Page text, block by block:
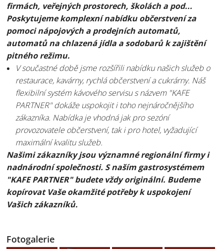
firmách, veřejných prostorech, školách a pod...
Poskytujeme komplexní nabídku občerstvení za
pomoci nápojových a prodejních automatů,
automatů na chlazená jídla a sodobarů k zajištění
pitného režimu.
V součastné době jsme rozšířili nabídku našich služeb o
restaurace, kavárny, rychlá občerstvení a cukrárny. Náš
flexibilní systém kávového servisu s názvem "KAFE
PARTNER" dokáže uspokojit i toho nejnáročnějšího
zákazníka. Nabídka je vhodná jak pro sezóní
provozovatele občerstvení, tak i pro hotel, vyžadující
maximální kvalitu služeb.
Našimi zákazníky jsou významné regionální firmy i
nadnárodní společnosti. S naším gastrosystémem
"KAFE PARTNER" budete vždy originální. Budeme
kopírovat Vaše okamžité potřeby k uspokojení
Vašich zákazníků.
Fotogalerie